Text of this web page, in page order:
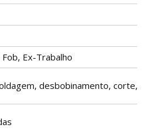
Fob, Ex-Trabalho
desbobinamento, corte,